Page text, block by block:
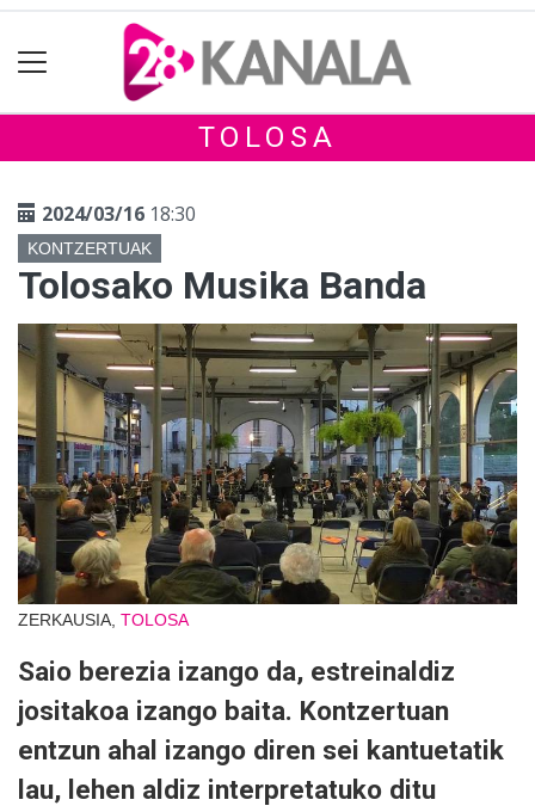
TOLOSA
2024/03/16 18:30
KONTZERTUAK
Tolosako Musika Banda
ZERKAUSIA, TOLOSA
Saio berezia izango da, estreinaldiz
jositakoa izango baita. Kontzertuan
entzun ahal izango diren sei kantuetatik
lau, lehen aldiz interpretatuko ditu